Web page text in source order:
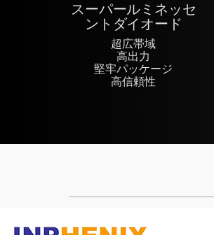
スーパールミネッセ
ントダイオード
超広帯域
高出力
堅牢パッケージ
高信頼性